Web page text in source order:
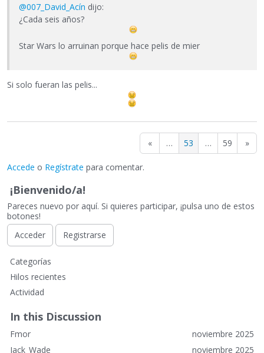
@007_David_Acín dijo:
¿Cada seis años?
Star Wars lo arruinan porque hace pelis de mier
Si solo fueran las pelis...
« … 53 … 59 »
Accede o Regístrate para comentar.
¡Bienvenido/a!
Pareces nuevo por aquí. Si quieres participar, ¡pulsa uno de estos
botones!
Acceder
Registrarse
E
n
a
c
e
s
Categorías
Hilos recientes
Actividad
In this Discussion
noviembre 2025
Fmor
noviembre 2025
Jack_Wade